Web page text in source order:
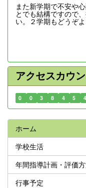
また新学期で不安や
とでも結構ですので
い。２学期もどうぞ
アクセスカウ
0 0 3 8 4 5 4
ホーム
学校生活
年間指導計画・評価
行事予定